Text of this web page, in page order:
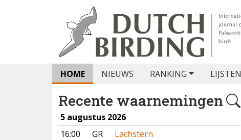
HOME NIEUWS RANKING LIJSTEN
Recente waarnemingen
5 augustus 2026
16:00
GR
Lachstern